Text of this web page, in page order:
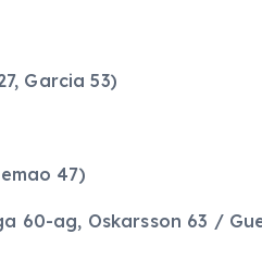
Garcia 53)
47)
60-ag, Oskarsson 63 /